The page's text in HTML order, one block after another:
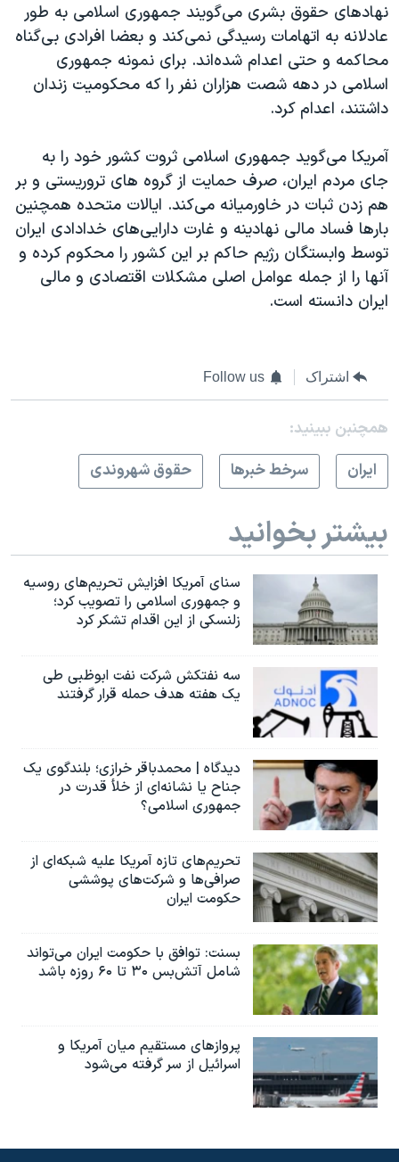
نهادهای حقوق بشری می‌‌گویند جمهوری اسلامی به طور
عادلانه به اتهامات رسیدگی نمی‌کند و بعضا افرادی بی‌گناه
محاکمه و حتی اعدام شده‌‌اند. برای نمونه جمهوری
اسلامی در دهه شصت هزاران نفر را که محکومیت زندان
داشتند، اعدام کرد.
آمریکا می‌گوید جمهوری اسلامی ثروت کشور خود را به
جای مردم ایران، صرف حمایت از گروه های تروریستی و بر
هم زدن ثبات در خاورمیانه می‌کند. ایالات متحده همچنین
بارها فساد مالی نهادینه و غارت دارایی‌های خدادادی ایران
توسط وابستگان رژیم حاکم بر این کشور را محکوم کرده و
آنها را از جمله عوامل اصلی مشکلات اقتصادی و مالی
ایران دانسته است.
اشتراک Follow us
همچنبن ببینید:
ايران
سرخط خبرها حقوق شهروندی
بیشتر بخوانید
سنای آمریکا افزایش تحریم‌های روسیه
و جمهوری اسلامی را تصویب کرد؛
زلنسکی از این اقدام تشکر کرد
سه نفتکش شرکت نفت ابوظبی طی
یک هفته هدف حمله قرار گرفتند
دیدگاه | محمدباقر خرازی؛ بلندگوی یک
جناح یا نشانه‌ای از خلأ قدرت در
جمهوری اسلامی؟
تحریم‌های تازه آمریکا علیه شبکه‌ای از
صرافی‌ها و شرکت‌های پوششی
حکومت ایران
بسنت: توافق با حکومت ایران می‌تواند
شامل آتش‌بس ۳۰ تا ۶۰ روزه باشد
پروازهای مستقیم میان آمریکا و
اسرائیل از سر گرفته می‌شود